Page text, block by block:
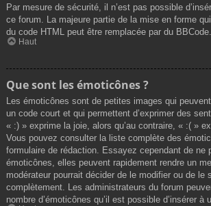
Par mesure de sécurité, il n’est pas possible
ce forum. La majeure partie de la mise en forme
du code HTML peut être remplacée par du BBCode.
Haut
Que sont les émoticônes ?
Les émoticônes sont de petites images qui
un code court et qui permettent d’exprimer des
« :) » exprime la joie, alors qu’au contraire, « :( »
Vous pouvez consulter la liste complète des
formulaire de rédaction. Essayez cependant de ne
émoticônes, elles peuvent rapidement rendre un
modérateur pourrait décider de le modifier ou de le
complètement. Les administrateurs du forum
nombre d’émoticônes qu’il est possible d’insérer à